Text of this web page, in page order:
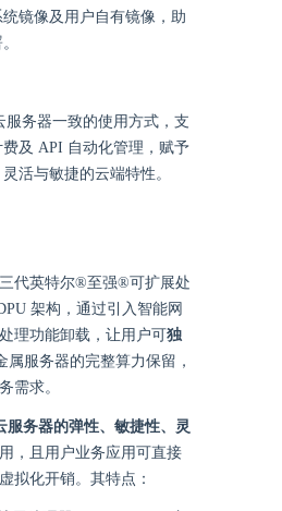
镜像及用户自有镜像，助
服务器一致的使用方式，支
及 API 自动化管理，赋予
活与敏捷的云端特性。
代英特尔®至强®可扩展处
架构，通过引入智能网
理功能卸载，让用户可独
属服务器的完整算力保留，
需求。
服务器的弹性、敏捷性、灵
，且用户业务应用可直接
拟化开销。其特点：